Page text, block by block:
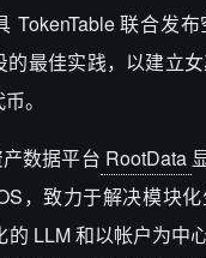
TokenTable 联合发布
的最佳实践，以建立
。
数据平台 RootData
，致力于解决模块
的 LLM 和以帐户为中